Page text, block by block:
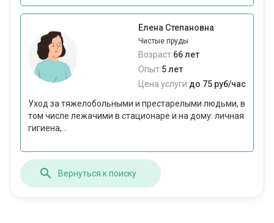
Елена Степановна
Чистые пруды
Возраст:66 лет
Опыт:5 лет
Цена услуги:до 75 руб/час
Уход за тяжелобольными и престарелыми людьми, в
том числе лежачими в стационаре и на дому: личная
гигиена,...
Вернуться к поиску